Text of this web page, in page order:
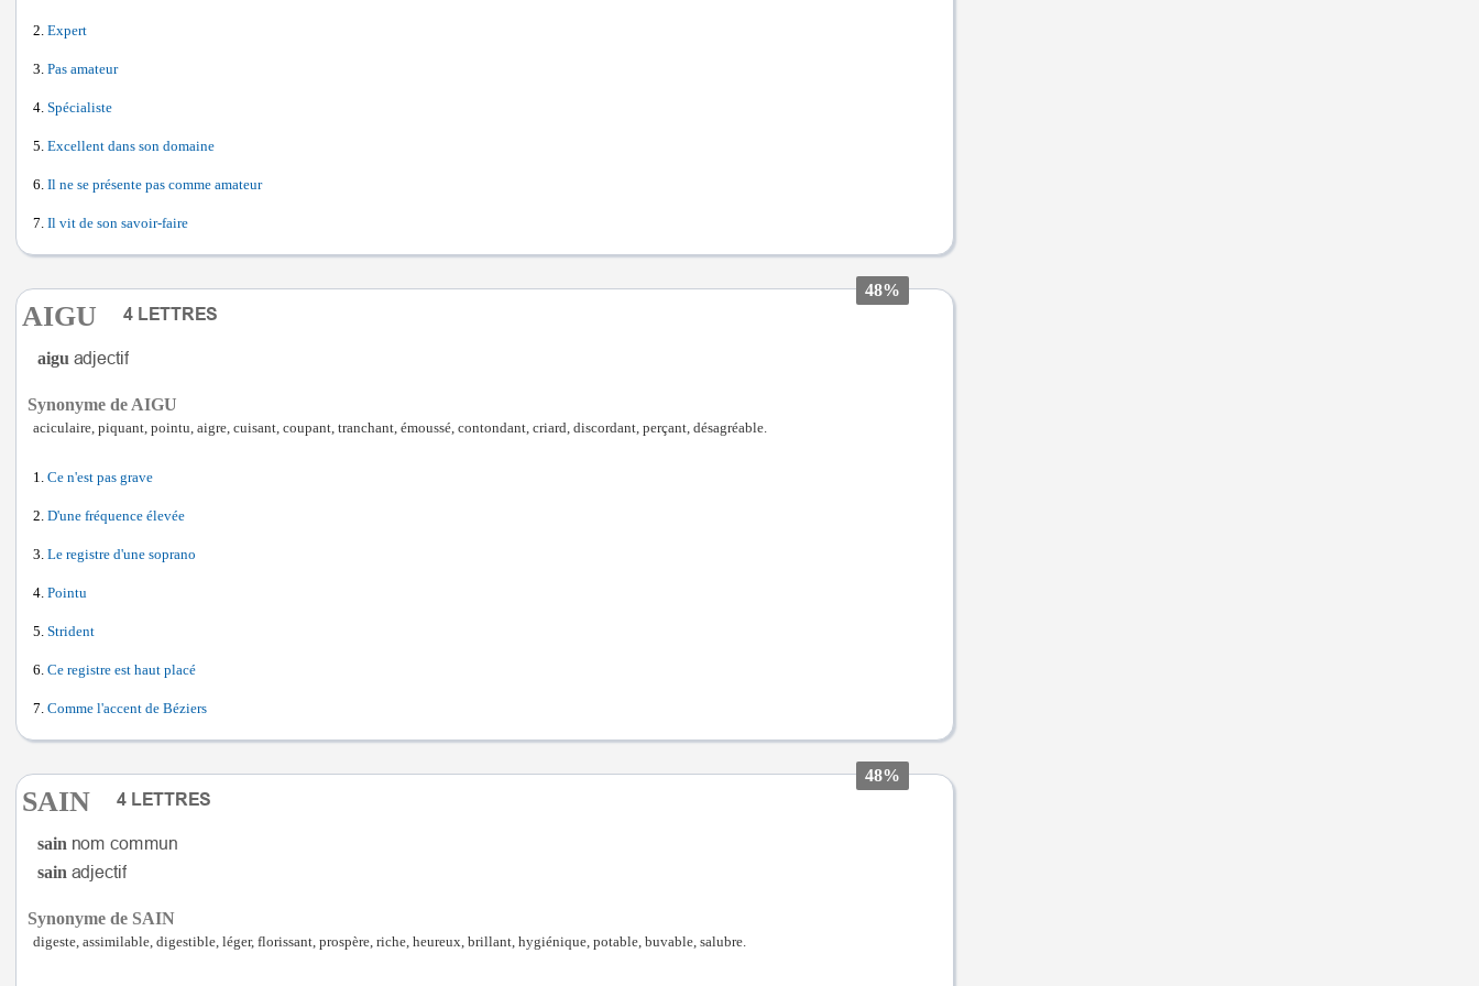
Expert
Pas amateur
Spécialiste
Excellent dans son domaine
Il ne se présente pas comme amateur
Il vit de son savoir-faire
48%
AIGU
aigu
Synonyme de AIGU
aciculaire, piquant, pointu, aigre, cuisant, coupant, tranchant, émoussé, contondant, criard, discordant, perçant, désagréable.
Ce n'est pas grave
D'une fréquence élevée
Le registre d'une soprano
Pointu
Strident
Ce registre est haut placé
Comme l'accent de Béziers
48%
SAIN
sain
sain
Synonyme de SAIN
digeste, assimilable, digestible, léger, florissant, prospère, riche, heureux, brillant, hygiénique, potable, buvable, salubre.